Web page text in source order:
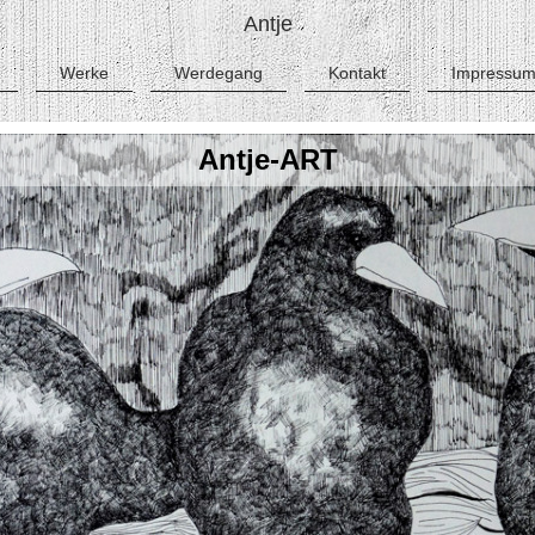
Antje
Werke Werdegang Kontakt Impressum
Antje-ART